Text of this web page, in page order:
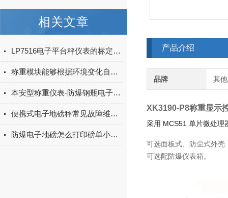
相关文章
LP7516电子平台秤仪表的标定方法
称重模块能够根据环境变化自动调整测量参数
本安型称重仪表-防爆钢瓶电子秤的标定方法
便携式电子地磅秤常见故障维修方法
防爆电子地磅怎么打印磅单小票？
产品介绍
品牌 其
XK3190-P8称重显示
采用 MCS51 单片微处理
可选面板式、防尘式外壳
可选配防爆仪表箱。